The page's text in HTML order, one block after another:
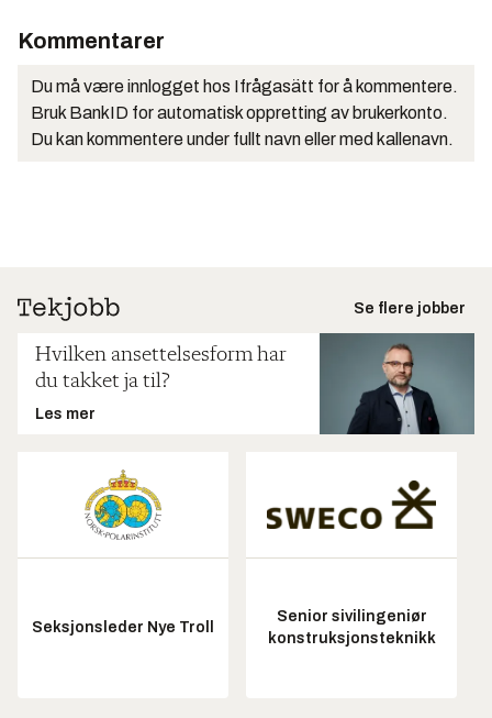
Kommentarer
Du må være innlogget hos Ifrågasätt for å kommentere.
Bruk BankID for automatisk oppretting av brukerkonto.
Du kan kommentere under fullt navn eller med kallenavn.
Se flere jobber
Hvilken ansettelsesform har
du takket ja til?
Les mer
Seksjonsleder Nye Troll
Senior sivilingeniør
konstruksjonsteknikk